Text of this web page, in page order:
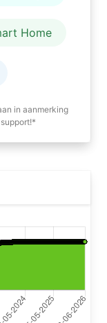
Home
in aanmerking